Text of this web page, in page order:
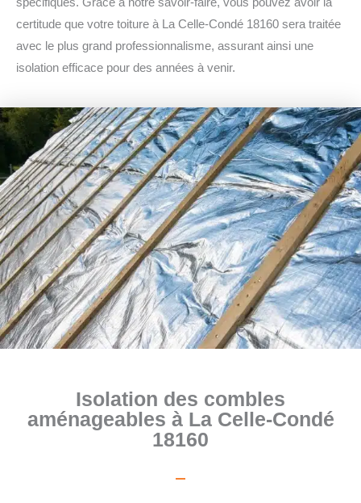
spécifiques. Grâce à notre savoir-faire, vous pouvez avoir la
certitude que votre toiture à La Celle-Condé 18160 sera traitée
avec le plus grand professionnalisme, assurant ainsi une
isolation efficace pour des années à venir.
Isolation des combles
aménageables à La Celle-Condé
18160